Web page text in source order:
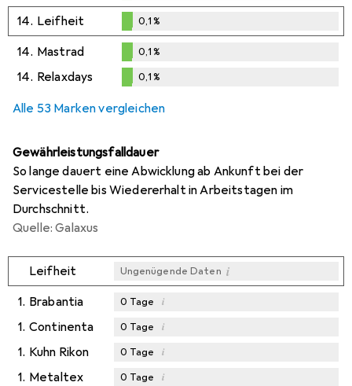
0,1%
14. Leifheit
0,1%
0,1%
14. Mastrad
%
0,1%
14. Relaxdays 0,1%
Alle 53 Marken vergleichen
Gewährleistungsfalldauer
So lange dauert eine Abwicklung ab Ankunft bei der
Servicestelle bis Wiedererhalt in Arbeitstagen im
Durchschnitt.
Quelle: Galaxus
Leifheit Ungenügende Daten i
1. Brabantia 0 Tage i
1. Continenta 0 Tage i
1. Kuhn Rikon 0 Tage i
1. Metaltex 0 Tage i